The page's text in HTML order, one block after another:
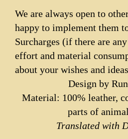
We are always open to
happy to implement them
Surcharges (if there are
effort and material
about your wishes and
Design by
Material: 100% leather,
parts of
Translated with